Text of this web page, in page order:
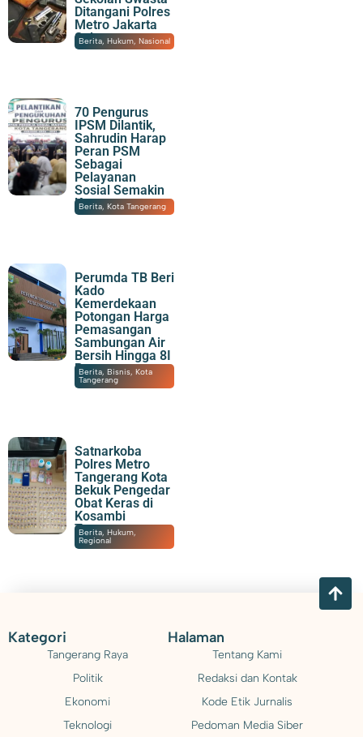
Ditangani Polres
Metro Jakarta
Selatan
06/08/2026|20:14
Berita,Hukum,Nasional
70 Pengurus
IPSM Dilantik,
Sahrudin Harap
Peran PSM
Sebagai
Pelayanan
Sosial Semakin
Kuat
06/08/2026|17:31
Berita,Kota Tangerang
Perumda TB Beri
Kado
Kemerdekaan
Potongan Harga
Pemasangan
Sambungan Air
Bersih Hingga 8I
Persen
06/08/2026|16:06
Berita,Bisnis,Kota
Tangerang
Satnarkoba
Polres Metro
Tangerang Kota
Bekuk Pengedar
Obat Keras di
Kosambi
Tangerang
06/08/2026|14:20
Berita,Hukum,
Regional
Kategori
Tangerang Raya
Politik
Ekonomi
Teknologi
Halaman
Tentang Kami
Redaksi dan Kontak
Kode Etik Jurnalis
Pedoman Media Siber